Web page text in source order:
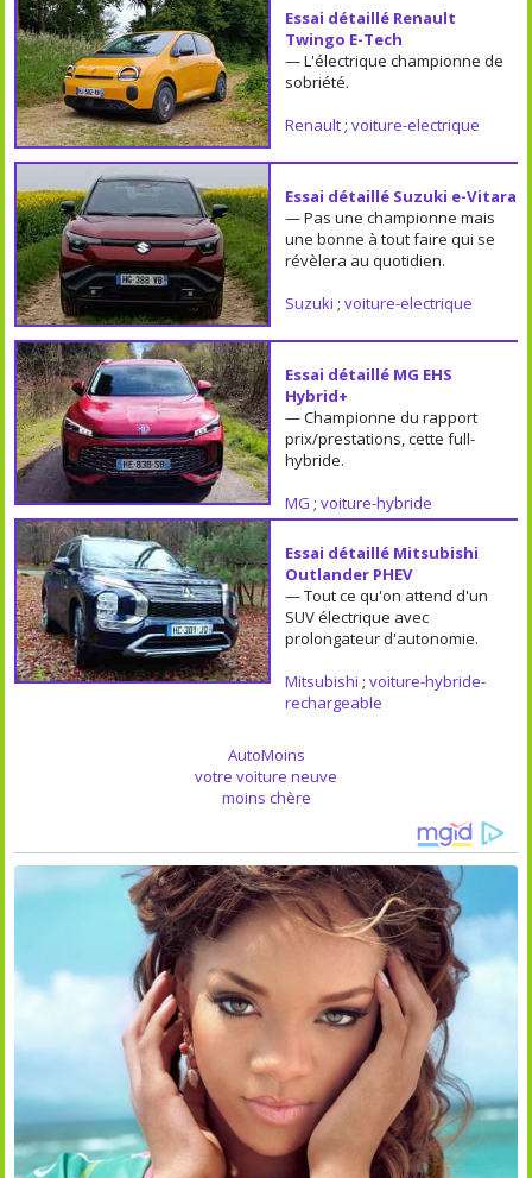
Essai détaillé Renault
Twingo E-Tech
— L'électrique championne de
sobriété.
Renault; voiture-electrique
Essai détaillé Suzuki e-Vitara
— Pas une championne mais
une bonne à tout faire qui se
révèlera au quotidien.
Suzuki ; voiture-electrique
Essai détaillé MG EHS
Hybrid+
— Championne du rapport
prix/prestations, cette full-
hybride.
MG ; voiture-hybride
Essai détaillé Mitsubishi
Outlander PHEV
— Tout ce qu'on attend d'un
SUV électrique avec
prolongateur d'autonomie.
Mitsubishi ; voiture-hybride-
rechargeable
AutoMoins
votre voiture neuve
moins chère